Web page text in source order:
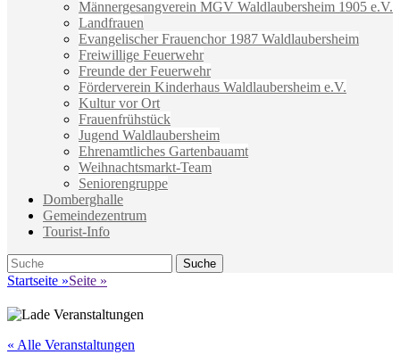
Männergesangverein MGV Waldlaubersheim 1905 e.V.
Landfrauen
Evangelischer Frauenchor 1987 Waldlaubersheim
Freiwillige Feuerwehr
Freunde der Feuerwehr
Förderverein Kinderhaus Waldlaubersheim e.V.
Kultur vor Ort
Frauenfrühstück
Jugend Waldlaubersheim
Ehrenamtliches Gartenbauamt
Weihnachtsmarkt-Team
Seniorengruppe
Domberghalle
Gemeindezentrum
Tourist-Info
Suche
Suche
nach:
Startseite »Seite »
« Alle Veranstaltungen